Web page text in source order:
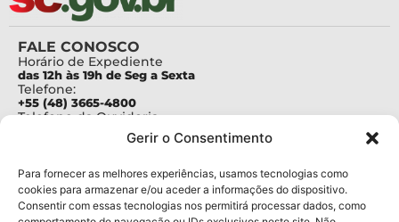
Gerir o Consentimento
Para fornecer as melhores experiências, usamos tecnologias como
cookies para armazenar e/ou aceder a informações do dispositivo.
Consentir com essas tecnologias nos permitirá processar dados, como
FALE CONOSCO
Horário de Expediente
das 12h às 19h de Seg a Sexta
Telefone:
+55 (48) 3665-4800
Telefone da Ouvidoria
Para assuntos relacionados à Pesquisa
pesquisa@fapesc.sc.gov.br
Para assuntos relacionados à Inovação
inovacao@fapesc.sc.gov.br